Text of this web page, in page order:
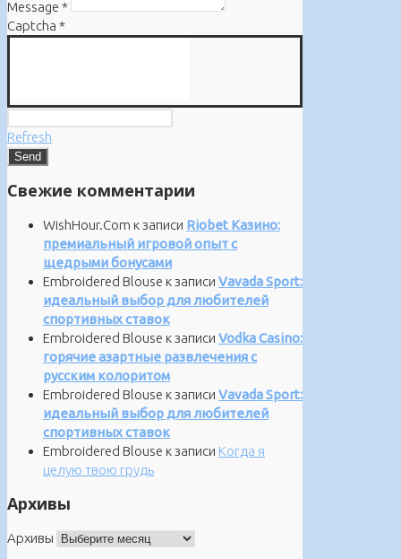
Message *
Captcha *
Refresh
Свежие комментарии
WishHour.Com к записи Riobet Казино:
премиальный игровой опыт с
щедрыми бонусами
Embroidered Blouse к записи Vavada Sport:
идеальный выбор для любителей
спортивных ставок
Embroidered Blouse к записи Vodka Casino:
горячие азартные развлечения с
русским колоритом
Embroidered Blouse к записи Vavada Sport:
идеальный выбор для любителей
спортивных ставок
Embroidered Blouse к записи Когда я
целую твою грудь
Архивы
Архивы